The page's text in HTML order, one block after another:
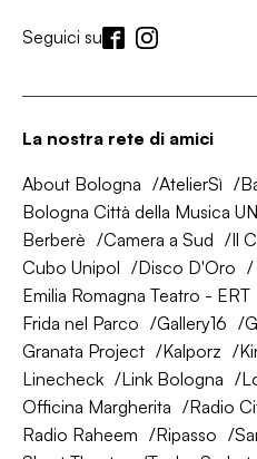
Seguici su
La nostra rete di amici
About Bologna AtelierSì
Bologna Città della Musica
Berberè
Camera a Sud Il
Cubo Unipol
Disco D'Oro
Emilia Romagna Teatro - ERT
Frida nel Parco
Gallery16
Granata Project
Kalporz
Linecheck
Link Bologna
Officina Margherita
Radio
Radio Raheem
Ripasso